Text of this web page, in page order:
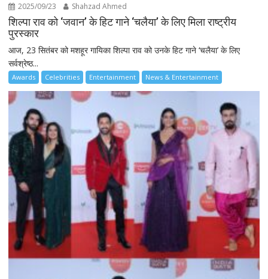
2025/09/23 Shahzad Ahmed
शिल्पा राव को ‘जवान’ के हिट गाने ‘चलैया’ के लिए मिला राष्ट्रीय
पुरस्कार
आज, 23 सितंबर को मशहूर गायिका शिल्पा राव को उनके हिट गाने ‘चलैया’ के लिए
सर्वश्रेष्ठ...
Awards Celebrities Entertainment News & Entertainment